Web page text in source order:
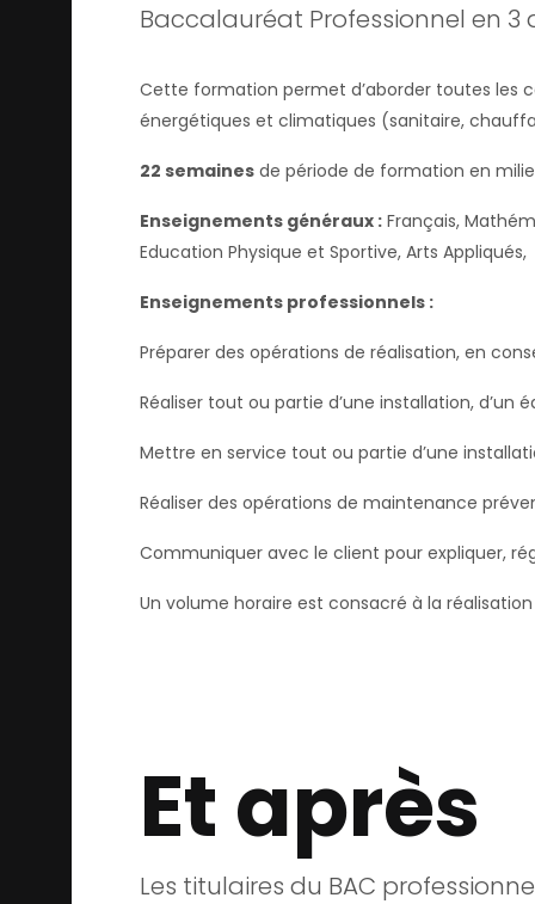
Baccalauréat Professionnel en 3
Cette formation permet d’aborder toutes les
énergétiques et climatiques (sanitaire,
22 semaines de période de formation en
Enseignements généraux : Français,
Education Physique et Sportive, Arts Appliqués,
Enseignements professionnels :
Préparer des opérations de réalisation, en
Réaliser tout ou partie d’une installation,
Mettre en service tout ou partie d’une
Réaliser des opérations de maintenance
Communiquer avec le client pour expliquer,
Un volume horaire est consacré à la réalisation
Et après
Les titulaires du BAC